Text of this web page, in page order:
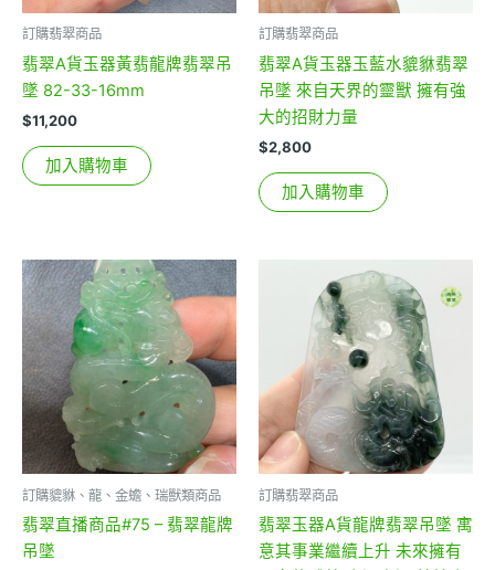
訂購翡翠商品
翡翠A貨玉器黃翡龍牌翡翠吊
墜 82-33-16mm
$11,200
加入購物車
訂購翡翠商品
翡翠A貨玉器玉藍水貔貅翡翠
吊墜 來自天界的靈獸 擁有強
大的招財力量
$2,800
加入購物車
訂購貔貅、龍、金蟾、瑞獸類商品
翡翠直播商品#75 – 翡翠龍牌
吊墜
訂購翡翠商品
翡翠玉器A貨龍牌翡翠吊墜 寓
意其事業繼續上升 未來擁有